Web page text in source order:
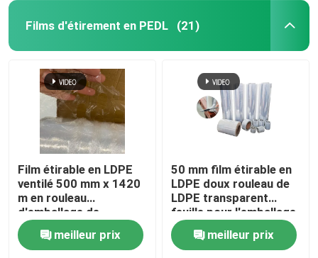
Films d'étirement en PEDL (21)
Film étirable en LDPE
ventilé 500 mm x 1420
m en rouleau
d'emballage de
palettes en
polyéthylènemeilleur prix
50 mm film étirable en
LDPE doux rouleau de
LDPE transparent
feuille pour l'emballage
de la machine
meilleur prix